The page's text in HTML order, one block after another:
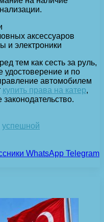
аксессуаров
и электроники
тем как сесть за руль,
удостоверение и по
автомобилем
купить права на катер,
успешной
WhatsApp Telegram